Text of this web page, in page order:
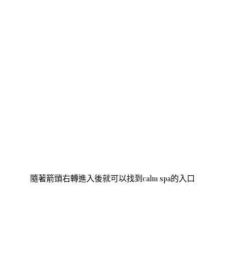
隨著箭頭右轉進入後就可以找到calm spa的入口